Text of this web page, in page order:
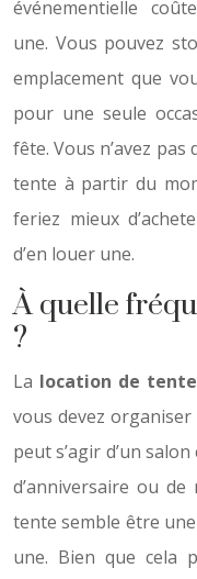
événementielle
une. Vous pouvez
emplacement que
pour une seule
fête. Vous n’avez
tente à partir du
feriez mieux
d’en louer une.
À quelle
?
La location de
vous devez
peut s’agir d’un
d’anniversaire ou de
tente semble être
une. Bien que cela